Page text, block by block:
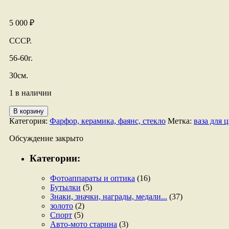
5 000 ₽
СССР.
56-60г.
30см.
1 в наличии
Количество
товара
из
хрусталя.
В корзину
Категория: Фарфор, керамика, фаянс, стекло Метка: ваза для
Обсуждение закрыто
Категории:
Фотоаппараты и оптика (16)
Бутылки (5)
Знаки, значки, награды, медали... (37)
золото (2)
Спорт (5)
Авто-мото старина (3)